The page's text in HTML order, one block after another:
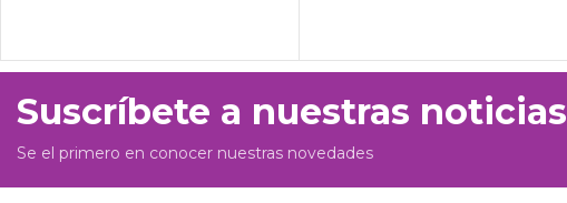
Suscríbete a nuestras noticias
Se el primero en conocer nuestras novedades